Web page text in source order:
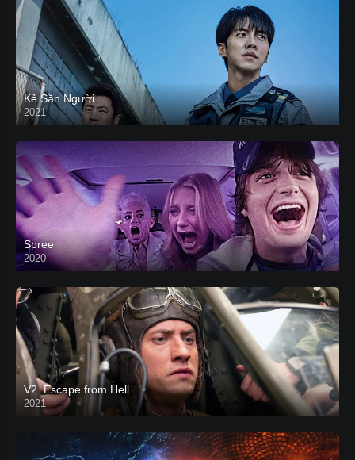
Kẻ Săn Người
2021
Spree
2020
V2. Escape from Hell
2021